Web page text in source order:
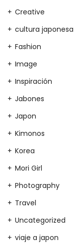
Creative
cultura japonesa
Fashion
Image
Inspiración
Jabones
Japon
Kimonos
Korea
Mori Girl
Photography
Travel
Uncategorized
viaje a japon